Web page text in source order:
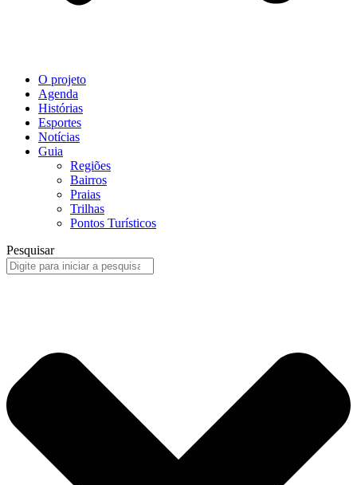
O projeto
Agenda
Histórias
Esportes
Notícias
Guia
Regiões
Bairros
Praias
Trilhas
Pontos Turísticos
Pesquisar